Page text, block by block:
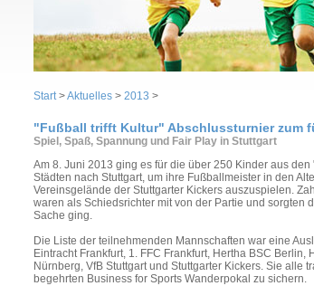
Start>Aktuelles > 2013 >
"Fußball trifft Kultur" Abschlussturnier zum
Spiel, Spaß, Spannung und Fair Play in Stuttgart
Am 8. Juni 2013 ging es für die über 250 Kinder aus
Städten nach Stuttgart, um ihre Fußballmeister in den
Vereinsgelände der Stuttgarter Kickers auszuspielen.
waren als Schiedsrichter mit von der Partie und sorgten
Sache ging.
Die Liste der teilnehmenden Mannschaften war eine
Eintracht Frankfurt, 1. FFC Frankfurt, Hertha BSC Berlin,
Nürnberg, VfB Stuttgart und Stuttgarter Kickers. Sie alle
begehrten Business for Sports Wanderpokal zu sichern.